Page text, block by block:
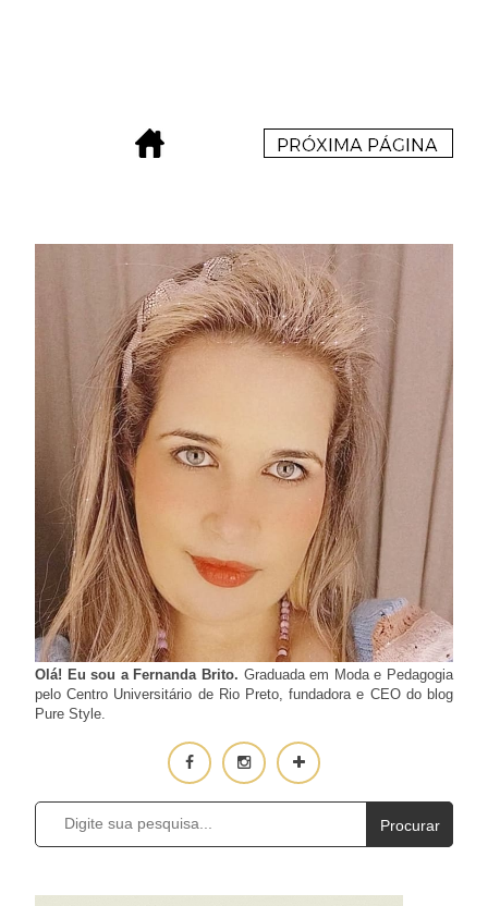
Olá! Eu sou a Fernanda Brito. Graduada em Moda e Pedagogia
pelo Centro Universitário de Rio Preto, fundadora e CEO do blog
Pure Style.
Procurar